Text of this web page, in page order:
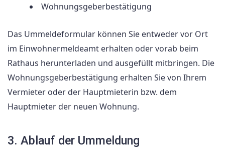
Wohnungsgeberbestätigung
Das Ummeldeformular können Sie entweder vor Ort
im Einwohnermeldeamt erhalten oder vorab beim
Rathaus herunterladen und ausgefüllt mitbringen. Die
Wohnungsgeberbestätigung erhalten Sie von Ihrem
Vermieter oder der Hauptmieterin bzw. dem
Hauptmieter der neuen Wohnung.
3. Ablauf der Ummeldung